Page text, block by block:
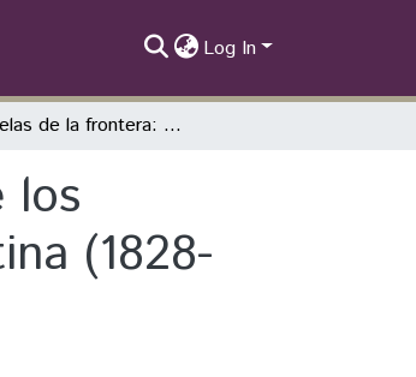
Log In
Centinelas de la frontera: notas sobre el papel de los representantes diplomáticos em la Frontera Plantina (1828-1852)
los
(1828-